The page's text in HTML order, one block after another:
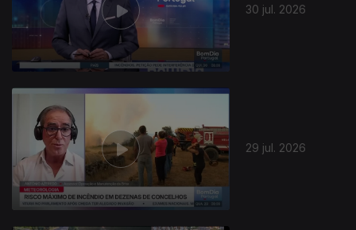
30 jul. 2026
29 jul. 2026